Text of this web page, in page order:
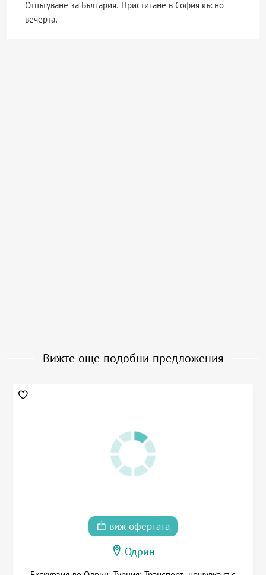
Отпътуване за България. Пристигане в София късно
вечерта.
Вижте още подобни предложения
виж офертата
Одрин